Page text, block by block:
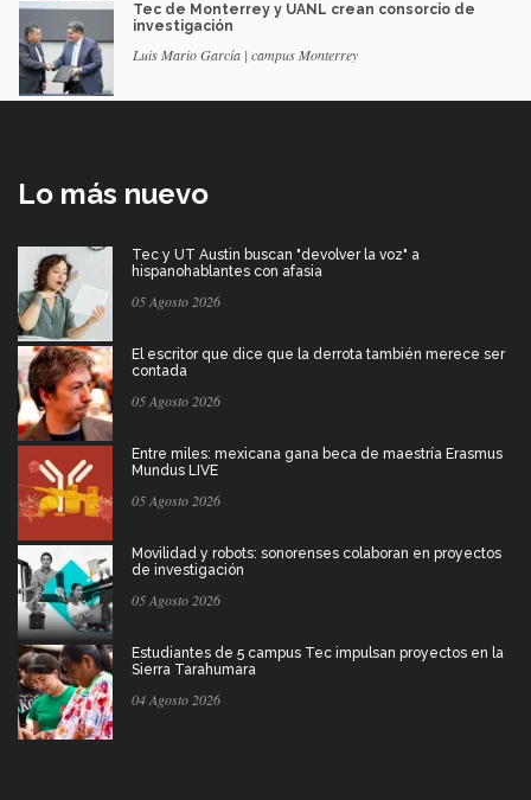
Tec de Monterrey y UANL crean consorcio de
investigación
Luis Mario García | campus Monterrey
Lo más nuevo
Tec y UT Austin buscan "devolver la voz" a
hispanohablantes con afasia
05 Agosto 2026
El escritor que dice que la derrota también merece ser
contada
05 Agosto 2026
Entre miles: mexicana gana beca de maestría Erasmus
Mundus LIVE
05 Agosto 2026
Movilidad y robots: sonorenses colaboran en proyectos
de investigación
05 Agosto 2026
Estudiantes de 5 campus Tec impulsan proyectos en la
Sierra Tarahumara
04 Agosto 2026